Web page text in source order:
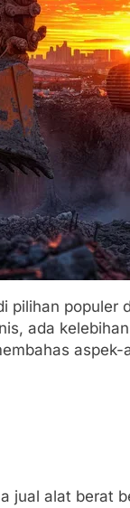
pilihan populer
ada
jual alat berat